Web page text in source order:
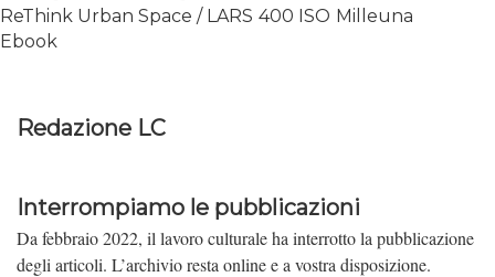
ReThink Urban Space / LARS 400 ISO Milleuna
Ebook
Redazione LC
Interrompiamo le pubblicazioni
Da febbraio 2022, il lavoro culturale ha interrotto la pubblicazione
degli articoli. L’archivio resta online e a vostra disposizione.